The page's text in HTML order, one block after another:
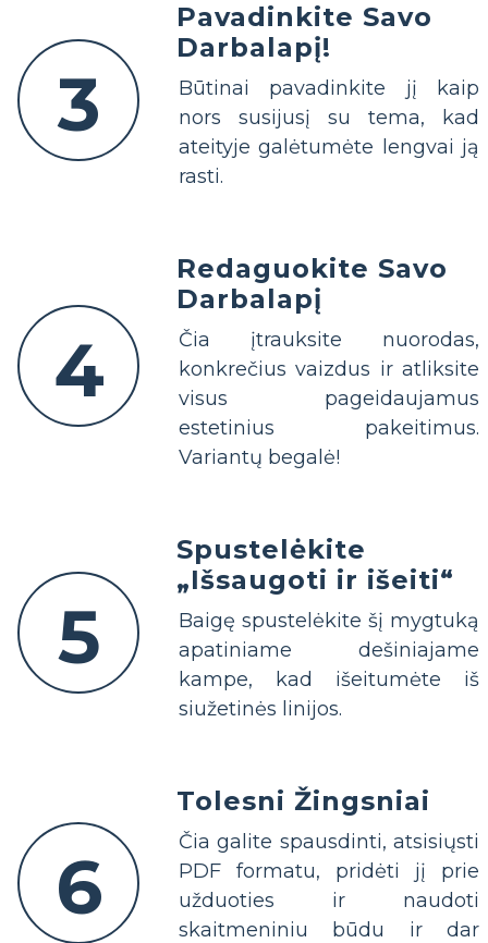
3
Pavadinkite Savo
Darbalapį!
Būtinai pavadinkite jį kaip
nors susijusį su tema, kad
ateityje galėtumėte lengvai ją
rasti.
4
Redaguokite Savo
Darbalapį
Čia įtrauksite nuorodas,
konkrečius vaizdus ir atliksite
visus pageidaujamus
estetinius pakeitimus.
Variantų begalė!
5
Spustelėkite
„Išsaugoti ir išeiti“
Baigę spustelėkite šį mygtuką
apatiniame dešiniajame
kampe, kad išeitumėte iš
siužetinės linijos.
6
Tolesni Žingsniai
Čia galite spausdinti, atsisiųsti
PDF formatu, pridėti jį prie
užduoties ir naudoti
skaitmeniniu būdu ir dar